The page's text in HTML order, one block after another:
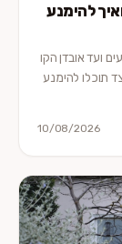
להימנע
ועד אובדן הקו
תוכלו להימנע
10/08/2026